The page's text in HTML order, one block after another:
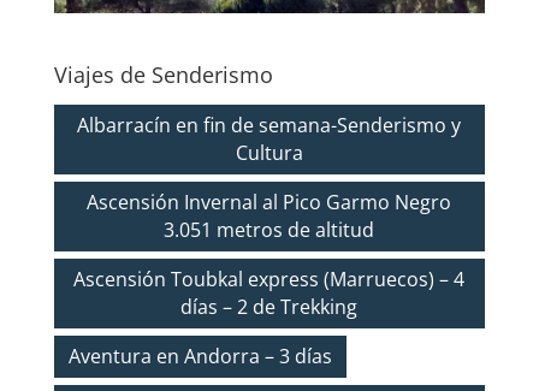
Viajes de Senderismo
Albarracín en fin de semana-Senderismo y
Cultura
Ascensión Invernal al Pico Garmo Negro
3.051 metros de altitud
Ascensión Toubkal express (Marruecos) – 4
días – 2 de Trekking
Aventura en Andorra – 3 días